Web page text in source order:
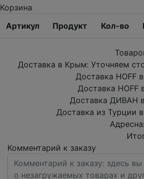
Корзина
Артикул
Продукт Кол-во
Доставка в Крым: Уточняем
Доставка HOFF
Доставка HOFF
Доставка ДИВАН
Доставка из Турции
Комментарий к заказу